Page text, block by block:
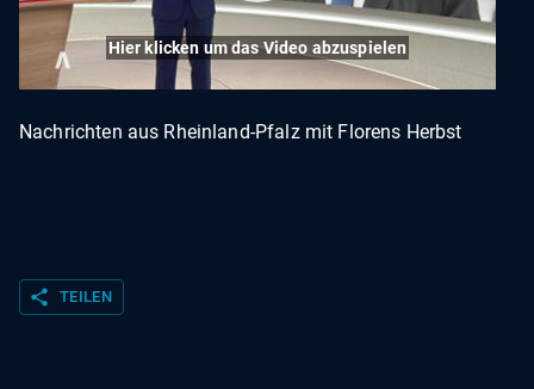
Hier klicken um das Video abzuspielen
Nachrichten aus Rheinland-Pfalz mit Florens Herbst
share TEILEN